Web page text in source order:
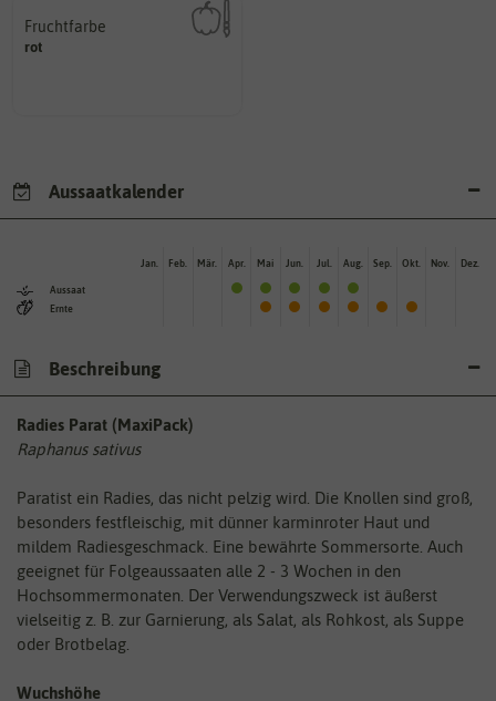
Fruchtfarbe
rot
sie nach dem Reifungsprozess
hat.
Aussaatkalender
Aussaat
Ernte
Jan. Feb. Mär. Apr. Mai Jun. Jul. Aug. Sep. Okt. Nov. Dez.
Beschreibung
Radies Parat (MaxiPack)
Raphanus sativus
Paratist ein Radies, das nicht pelzig wird. Die Knollen sind groß,
besonders festfleischig, mit dünner karminroter Haut und
mildem Radiesgeschmack. Eine bewährte Sommersorte. Auch
geeignet für Folgeaussaaten alle 2 - 3 Wochen in den
Hochsommermonaten. Der Verwendungszweck ist äußerst
vielseitig z. B. zur Garnierung, als Salat, als Rohkost, als Suppe
oder Brotbelag.
Wuchshöhe